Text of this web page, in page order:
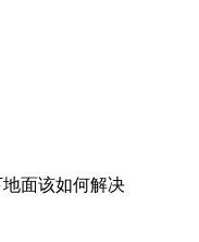
面该如何解决